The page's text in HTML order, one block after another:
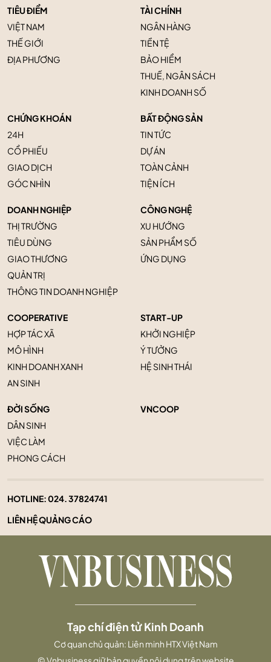
TIÊU ĐIỂM
VIỆT NAM
THẾ GIỚI
ĐỊA PHƯƠNG
TÀI CHÍNH
NGÂN HÀNG
TIỀN TỆ
BẢO HIỂM
THUẾ, NGÂN SÁCH
KINH DOANH SỐ
CHỨNG KHOÁN
24H
CỔ PHIẾU
GIAO DỊCH
GÓC NHÌN
BẤT ĐỘNG SẢN
TIN TỨC
DỰ ÁN
TOÀN CẢNH
TIỆN ÍCH
DOANH NGHIỆP
THỊ TRƯỜNG
TIÊU DÙNG
GIAO THƯƠNG
QUẢN TRỊ
THÔNG TIN DOANH NGHIỆP
CÔNG NGHỆ
XU HƯỚNG
SẢN PHẨM SỐ
ỨNG DỤNG
COOPERATIVE
HỢP TÁC XÃ
MÔ HÌNH
KINH DOANH XANH
AN SINH
START-UP
KHỞI NGHIỆP
Ý TƯỞNG
HỆ SINH THÁI
ĐỜI SỐNG
DÂN SINH
VIỆC LÀM
PHONG CÁCH
VNCOOP
HOTLINE:024. 37824741
LIÊN HỆ QUẢNG CÁO
Tạp chí điện tử Kinh Doanh
Cơ quan chủ quản: Liên minh HTX Việt Nam